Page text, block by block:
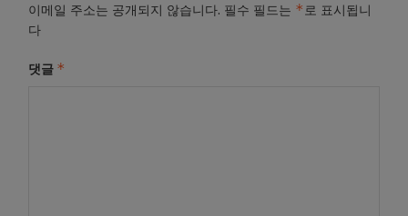
이메일 주소는 공개되지 않습니다. 필수 필드는 *로 표시됩니
다
댓글 *